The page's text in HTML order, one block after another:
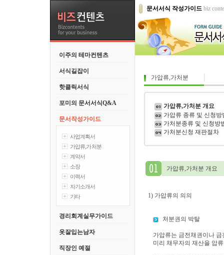
이주의 테마컨텐츠
서식길잡이
핫클릭서식
포미의 문서서식Q&A
문서작성가이드
사업계획서
가압류,가처분
계약서
소장
이력서
자기소개서
기타
경리회계실무가이드
옷잘입는남자
직장인 예절
문서서식 작성가이드 biz
가압류,가처분
가압류,가처분 개요
가압류 종류 및 신청방
가처분종류 및 신청방
가처분신청 재판절차
가압류,가처분 개요
1) 가압류의 의의
처분권의 박탈
가압류는 금전채권이나
미리 채무자의 재산을 압